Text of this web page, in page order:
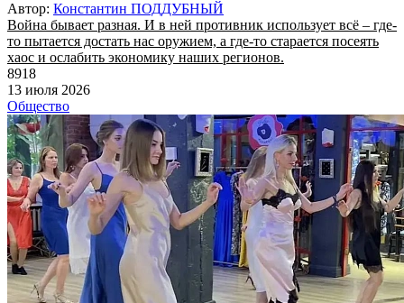
Автор: Константин ПОДДУБНЫЙ
Война бывает разная. И в ней противник использует всё – где-
то пытается достать нас оружием, а где-то старается посеять
хаос и ослабить экономику наших регионов.
8918
13 июля 2026
Общество